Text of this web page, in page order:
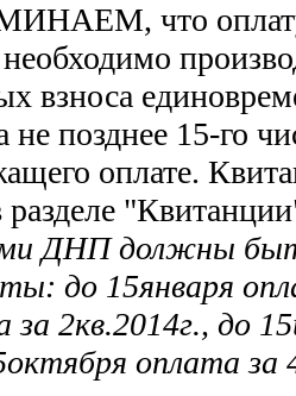
что оплату
взноса
не позднее 15-го
оплате.
разделе
ДНП должны
до 15января
за 2кв.2014г., до
оплата за